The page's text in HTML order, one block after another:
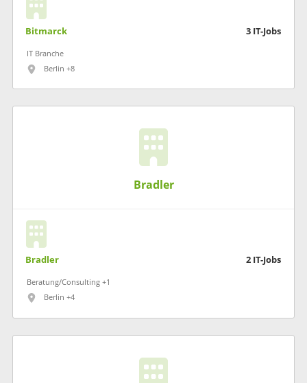
Bitmarck 3 IT-Jobs
IT Branche
Berlin +8
Bradler
Bradler 2 IT-Jobs
Beratung/Consulting +1
Berlin +4